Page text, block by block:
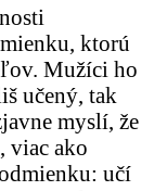
ktorú
Mužíci ho
učený, tak
myslí, že
viac ako
učí